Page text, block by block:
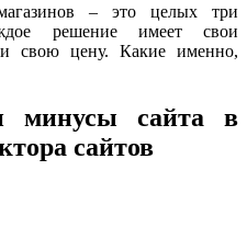
– это целых три
решение имеет свои
свою цену. Какие именно,
минусы сайта в
сайтов